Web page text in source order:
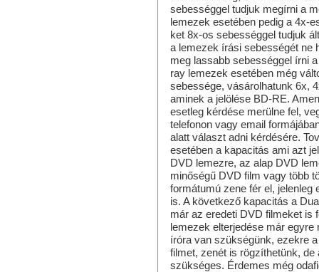
sebességgel tudjuk megírni a
lemezek esetében pedig a 4x-
ket 8x-os sebességgel tudjuk
a lemezek írási sebességét ne
meg lassabb sebességgel írni
ray lemezek esetében még
sebessége, vásárolhatunk 6x,
aminek a jelölése BD-RE.
esetleg kérdése merülne fel,
telefonon vagy email
alatt választ adni kérdésére.
esetében a kapacitás ami azt
DVD lemezre, az alap DVD
minőségű DVD film vagy több
formátumú zene fér el, jelenleg
is. A következő kapacitás a
már az eredeti DVD filmeket is
lemezek elterjedése már
íróra van szükségünk, ezekre
filmet, zenét is rögzíthetünk,
szükséges. Érdemes még